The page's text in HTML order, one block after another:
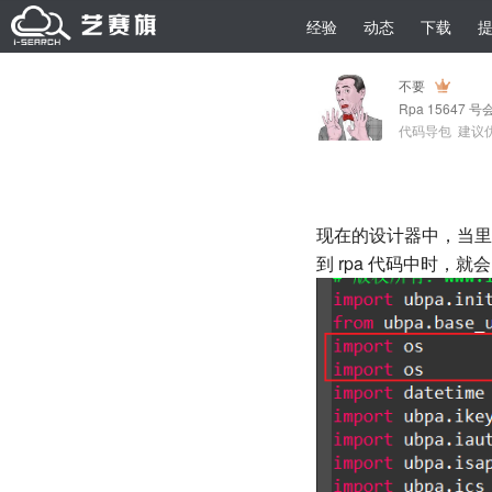
经验 动态 下载
不要
Rpa 15647 号
代码导包 建议
现在的设计器中，当
到 rpa 代码中时，就